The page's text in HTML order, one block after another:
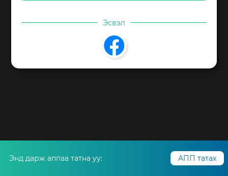
Энд дарж аппаа татна уу: АПП татах